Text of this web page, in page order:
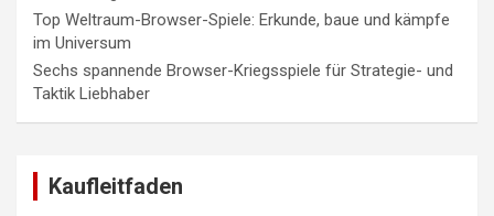
Top Weltraum-Browser-Spiele: Erkunde, baue und kämpfe
im Universum
Sechs spannende Browser-Kriegsspiele für Strategie- und
Taktik Liebhaber
Kaufleitfaden